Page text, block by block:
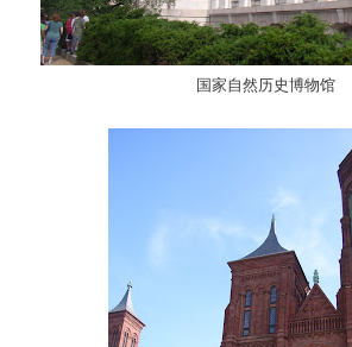
国家自然历史博物馆